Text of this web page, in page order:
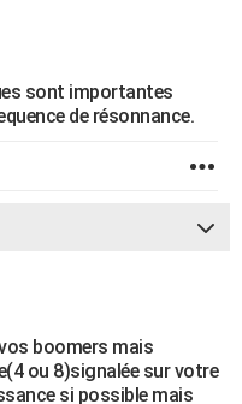
sont importantes
de résonnance.
boomers mais
ou 8)signalée sur votre
si possible mais